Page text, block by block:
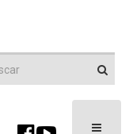
Toggle